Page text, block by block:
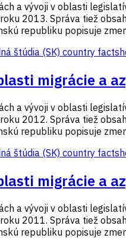
a vývoji v oblasti
2013. Správa tiež
republiku popisuje
štúdia (SK) country
migrácie a
a vývoji v oblasti
2012. Správa tiež
republiku popisuje
štúdia (SK) country
migrácie a
a vývoji v oblasti
2011. Správa tiež
republiku popisuje